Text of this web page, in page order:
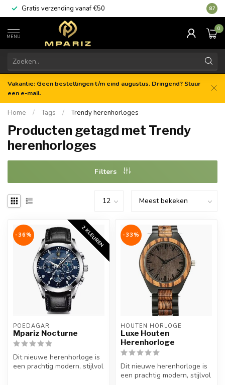
Gratis verzending vanaf €50 8.7
MENU
0
Vakantie: Geen bestellingen t/m eind augustus. Dringend? Stuur
een e-mail.
Home / Tags / Trendy herenhorloges
Producten getagd met Trendy
herenhorloges
Filters
2 KLEUREN
-36%
POEDAGAR
Mpariz Nocturne
Dit nieuwe herenhorloge is
een prachtig modern, stijlvol
-33%
HOUTEN HORLOGE
Luxe Houten
Herenhorloge
Dit nieuwe herenhorloge is
een prachtig modern, stijlvol